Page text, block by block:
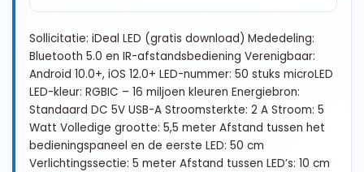
Sollicitatie: iDeal LED (gratis download) Mededeling:
Bluetooth 5.0 en IR-afstandsbediening Verenigbaar:
Android 10.0+, iOS 12.0+ LED-nummer: 50 stuks microLED
LED-kleur: RGBIC – 16 miljoen kleuren Energiebron:
Standaard DC 5V USB-A Stroomsterkte: 2 A Stroom: 5
Watt Volledige grootte: 5,5 meter Afstand tussen het
bedieningspaneel en de eerste LED: 50 cm
Verlichtingssectie: 5 meter Afstand tussen LED’s: 10 cm